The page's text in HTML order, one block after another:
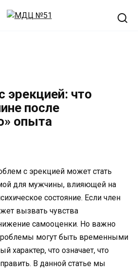
что
после
опыта
с эрекцией может стать
для мужчины, влияющей на
состояние. Если член
вызвать чувства
самооценки. Но важно
могут быть временными
характер, что означает, что
В данной статье мы